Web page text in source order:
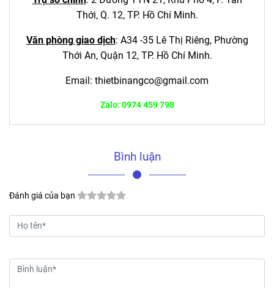
Thới, Q. 12, TP. Hồ Chí Minh.
Văn phòng giao dịch: A34 -35 Lê Thị Riêng, Phường
Thới An, Quận 12, TP. Hồ Chí Minh.
Email: thietbinangco@gmail.com
Zalo: 0974 459 798
Bình luận
Đánh giá của bạn